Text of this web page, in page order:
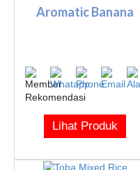
Aromatic Banana
Lihat Produk